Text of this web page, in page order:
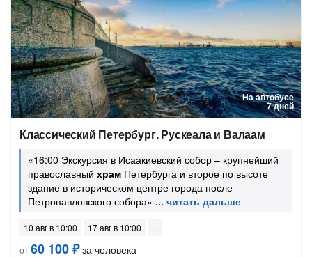
На автобусе
7 дней
Классический Петербург. Рускеала и Валаам
«16:00 Экскурсия в Исаакиевский собор – крупнейший
православный храм Петербурга и второе по высоте
здание в историческом центре города после
Петропавловского собора»
10 авг в 10:00
17 авг в 10:00
от60 100 ₽за человека